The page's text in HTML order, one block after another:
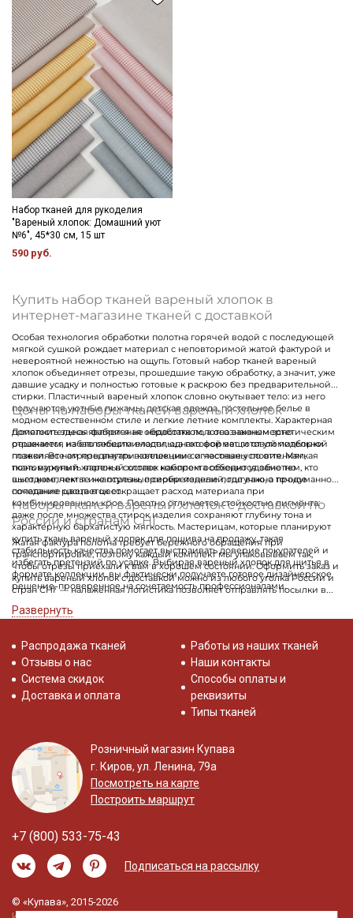
Набор тканей для рукоделия
"Вареный хлопок: Домашний уют
№6", 45*30 см, 15 шт
590 руб.
Купить набор тканей вареный хлопок в
интернет-магазине тканей с доставкой
Особая технология обработки полотна горячей водой с последующей
мягкой сушкой рождает материал с неповторимой жатой фактурой и
невероятной нежностью на ощупь. Готовый набор тканей вареный
хлопок объединяет отрезы, прошедшие такую обработку, а значит, уже
давшие усадку и полностью готовые к раскрою без предварительной
стирки. Пластичный вареный хлопок словно окутывает тело: из него
получаются уютные пижамы, детская одежда, постельное белье в
модном естественном стиле и легкие летние комплекты. Характерная
помятость здесь является не недостатком, а осознанным эстетическим
решением, избавляющим владельца готовой вещи от утомительной
глажки. Все отрезы внутри коллекции согласованы по оттенкам,
поэтому купить вареный хлопок набором особенно удобно тем, кто
шьет комплекты и капсульные серии изделий, где важно точное
попадание цвета в цвет.
Цены на наборы тканей вареный хлопок
Дополнительная фабричная обработка полотна закономерно
отражается на его себестоимости, однако формат готовой подборки
позволяет нам предлагать взвешенные и честные условия. Мягкая
ткань вареный хлопок в составе комплекта обходится заметно
выгоднее, чем те же отрезы, приобретенные поштучно, а продуманное
сочетание расцветок сокращает расход материала при
комбинированном крое. Полотно отличается стойкостью пигмента:
даже после множества стирок изделия сохраняют глубину тона и
характерную бархатистую мягкость. Мастерицам, которые планируют
купить ткань вареный хлопок для пошива на продажу, такая
стабильность качества помогает выстраивать доверие покупателей и
избегать претензий по усадке. Выбирая вареный хлопок для шитья в
формате коллекции, вы фактически получаете готовое дизайнерское
решение, проверенное на сочетаемость профессионалами.
Наборы тканей вареный хлопок с доставкой по
России и странам СНГ
Жатая фактура полотна требует бережного обращения при
транспортировке, поэтому каждый комплект мы упаковываем так,
чтобы отрезы приехали к вам в хорошем состоянии. Оформить заказ и
купить вареный хлопок с доставкой можно из любого уголка России и
стран СНГ — налаженная логистика позволяет отправлять посылки в
комплектацию набора с заказом, что исключает пересортицу и
Развернуть
Распродажа тканей
Отзывы о нас
Система скидок
Доставка и оплата
Работы из наших тканей
Наши контакты
Способы оплаты и
реквизиты
Типы тканей
Розничный магазин Купава
г. Киров, ул. Ленина, 79а
Посмотреть на карте
Построить маршрут
+7 (800) 533-75-43
Подписаться на рассылку
© «Купава», 2015-2026